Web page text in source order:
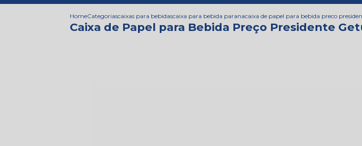
HomeCategoriascaixas para bebidascaixa para bebida paranacaixa de papel para bebida preco
Caixa de Papel para Bebida Preço Presidente